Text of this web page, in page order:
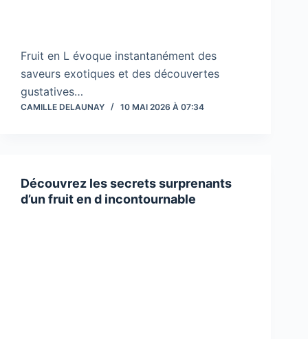
Fruit en L évoque instantanément des
saveurs exotiques et des découvertes
gustatives…
CAMILLE DELAUNAY 10 MAI 2026 À 07:34
Découvrez les secrets surprenants
d’un fruit en d incontournable